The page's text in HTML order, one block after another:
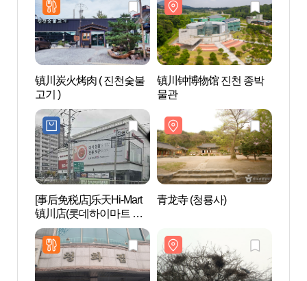
镇川炭火烤肉 ( 진천숯불
고기 )
镇川钟博物馆 진천 종박
물관
[事后免税店]乐天Hi-Mart
镇川店(롯데하이마트 진
천점)
青龙寺 (청룡사)